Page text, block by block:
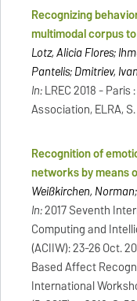
Recognizing
multimodal corpus
Lotz, Alicia Flores;
Pantelis; Dmitriev,
In:LREC 2018 -
Association, ELRA,
Recognition of
networks by means
Weißkirchen,
In:2017 Seventh
Computing and
(ACIIW): 23-26 Oct.
Based Affect
International